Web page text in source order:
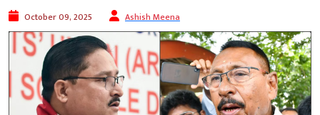
October 09, 2025 Ashish Meena